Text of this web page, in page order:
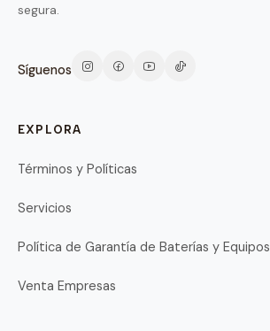
segura.
Síguenos
EXPLORA
Términos y Políticas
Servicios
Política de Garantía de Baterías y Equipos
Venta Empresas